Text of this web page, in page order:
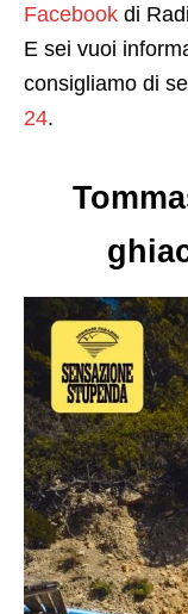
Facebook di
E sei vuoi
consigliamo di
24.